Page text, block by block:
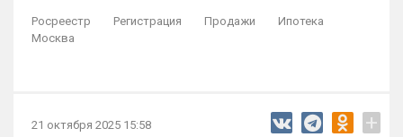
Росреестр Регистрация Продажи
Ипотека
Москва
21 октября 2025 15:58 +